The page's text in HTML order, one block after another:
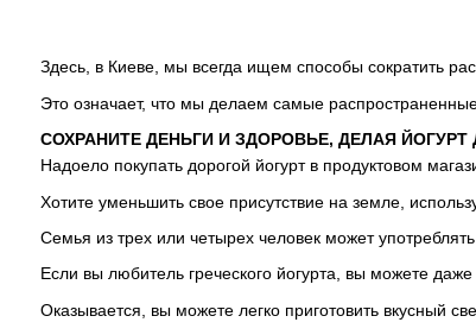
Здесь, в Киеве, мы всегда ищем способы сократить
Это означает, что мы делаем самые
СОХРАНИТЕ ДЕНЬГИ И ЗДОРОВЬЕ, ДЕЛАЯ
Надоело покупать дорогой йогурт в продуктовом
Хотите уменьшить свое присутствие на земле,
Семья из трех или четырех человек может
Если вы любитель греческого йогурта, вы можете
Оказывается, вы можете легко приготовить вкусный